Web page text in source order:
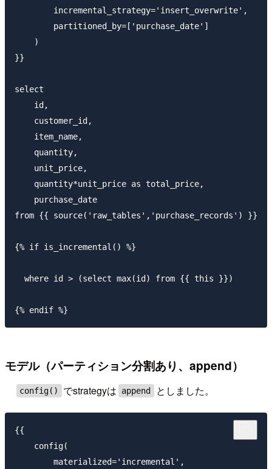
        incremental_strategy='insert_overwrite',
        partitioned_by=['purchase_date']
    )
}}
select
    id,
    customer_id,
    item_name,
    quantity,
    unit_price,
    quantity*unit_price as total_price,
    purchase_date
from {{ source('raw_tables','purchase_records') }}
{% if is_incremental() %}
  where id > (select max(id) from {{ this }})
モデル（パーティション分割あり、append）
config() でstrategyは append としました。
{{
    config(
        materialized='incremental',